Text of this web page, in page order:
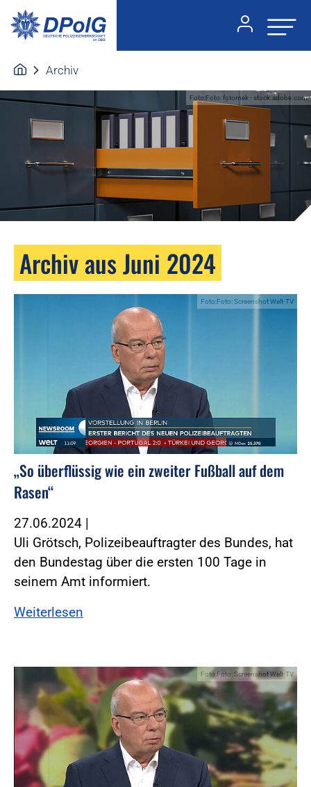
Archiv
Foto:Foto: fotomek - stock.adobe.com
Archiv aus Juni 2024
Foto:Foto: Screenshot Welt-TV
„So überflüssig wie ein zweiter Fußball auf dem
Rasen“
27.06.2024 |
Uli Grötsch, Polizeibeauftragter des Bundes, hat
den Bundestag über die ersten 100 Tage in
seinem Amt informiert.
Weiterlesen
Foto:Foto: Screenshot Welt-TV